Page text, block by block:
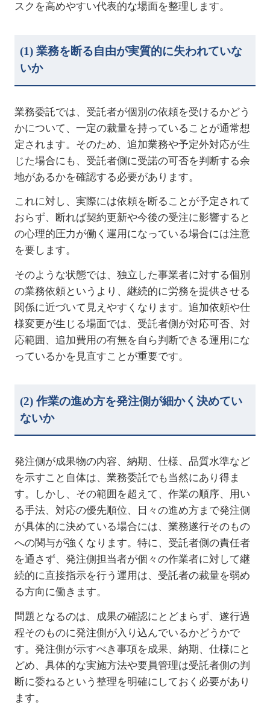
スクを高めやすい代表的な場面を整理します。
(1) 業務を断る自由が実質的に失われていな
いか
業務委託では、受託者が個別の依頼を受けるかどう
かについて、一定の裁量を持っていることが通常想
定されます。そのため、追加業務や予定外対応が生
じた場合にも、受託者側に受諾の可否を判断する余
地があるかを確認する必要があります。
これに対し、実際には依頼を断ることが予定されて
おらず、断れば契約更新や今後の受注に影響すると
の心理的圧力が働く運用になっている場合には注意
を要します。
そのような状態では、独立した事業者に対する個別
の業務依頼というより、継続的に労務を提供させる
関係に近づいて見えやすくなります。追加依頼や仕
様変更が生じる場面では、受託者側が対応可否、対
応範囲、追加費用の有無を自ら判断できる運用にな
っているかを見直すことが重要です。
(2)作業の進め方を発注側が細かく決めてい
ないか
発注側が成果物の内容、納期、仕様、品質水準など
を示すこと自体は、業務委託でも当然にあり得ま
す。しかし、その範囲を超えて、作業の順序、用い
る手法、対応の優先順位、日々の進め方まで発注側
が具体的に決めている場合には、業務遂行そのもの
への関与が強くなります。特に、受託者側の責任者
を通さず、発注側担当者が個々の作業者に対して継
続的に直接指示を行う運用は、受託者の裁量を弱め
る方向に働きます。
問題となるのは、成果の確認にとどまらず、遂行過
程そのものに発注側が入り込んでいるかどうかで
す。発注側が示すべき事項を成果、納期、仕様にと
どめ、具体的な実施方法や要員管理は受託者側の判
断に委ねるという整理を明確にしておく必要があり
ます。